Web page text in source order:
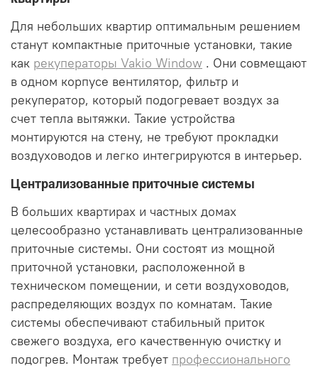
Для небольших квартир оптимальным решением
станут компактные приточные установки, такие
как рекуператоры Vakio Window . Они совмещают
в одном корпусе вентилятор, фильтр и
рекуператор, который подогревает воздух за
счет тепла вытяжки. Такие устройства
монтируются на стену, не требуют прокладки
воздуховодов и легко интегрируются в интерьер.
Централизованные приточные системы
В больших квартирах и частных домах
целесообразно устанавливать централизованные
приточные системы. Они состоят из мощной
приточной установки, расположенной в
техническом помещении, и сети воздуховодов,
распределяющих воздух по комнатам. Такие
системы обеспечивают стабильный приток
свежего воздуха, его качественную очистку и
подогрев. Монтаж требует профессионального